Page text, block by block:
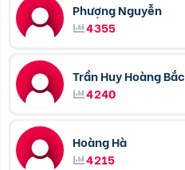
Phượng Nguyễn
4355
Trần Huy Hoàng Bắc
4240
Hoàng Hà
4215